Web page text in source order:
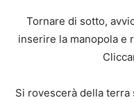
Tornare di sotto,
inserire la manopola e
Si rovescerà della